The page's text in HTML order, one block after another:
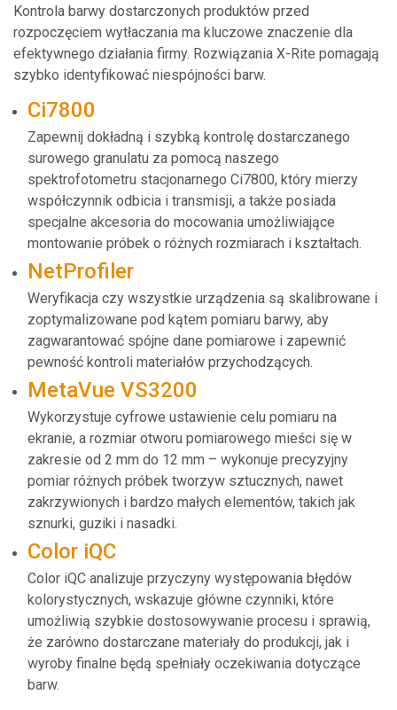
Kontrola barwy dostarczonych produktów przed
rozpoczęciem wytłaczania ma kluczowe znaczenie dla
efektywnego działania firmy. Rozwiązania X-Rite pomagają
szybko identyfikować niespójności barw.
Ci7800
Zapewnij dokładną i szybką kontrolę dostarczanego
surowego granulatu za pomocą naszego
spektrofotometru stacjonarnego Ci7800, który mierzy
współczynnik odbicia i transmisji, a także posiada
specjalne akcesoria do mocowania umożliwiające
montowanie próbek o różnych rozmiarach i kształtach.
NetProfiler
Weryfikacja czy wszystkie urządzenia są skalibrowane i
zoptymalizowane pod kątem pomiaru barwy, aby
zagwarantować spójne dane pomiarowe i zapewnić
pewność kontroli materiałów przychodzących.
MetaVue VS3200
Wykorzystuje cyfrowe ustawienie celu pomiaru na
ekranie, a rozmiar otworu pomiarowego mieści się w
zakresie od 2 mm do 12 mm – wykonuje precyzyjny
pomiar różnych próbek tworzyw sztucznych, nawet
zakrzywionych i bardzo małych elementów, takich jak
sznurki, guziki i nasadki.
Color iQC
Color iQC analizuje przyczyny występowania błędów
kolorystycznych, wskazuje główne czynniki, które
umożliwią szybkie dostosowywanie procesu i sprawią,
że zarówno dostarczane materiały do produkcji, jak i
wyroby finalne będą spełniały oczekiwania dotyczące
barw.